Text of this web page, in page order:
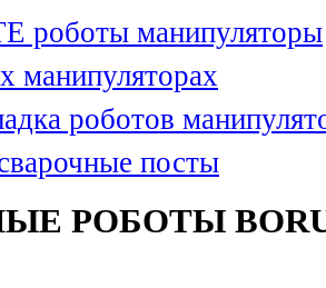
роботы манипуляторы
манипуляторах
роботов
посты
РОБОТЫ